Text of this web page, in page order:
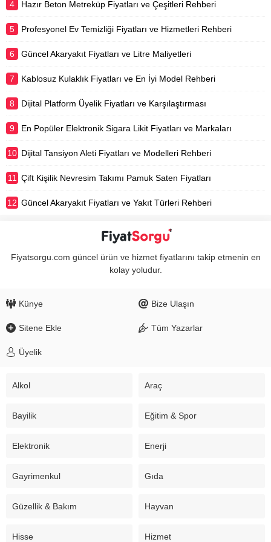
4 Hazır Beton Metreküp Fiyatları ve Çeşitleri Rehberi
5 Profesyonel Ev Temizliği Fiyatları ve Hizmetleri Rehberi
6 Güncel Akaryakıt Fiyatları ve Litre Maliyetleri
7 Kablosuz Kulaklık Fiyatları ve En İyi Model Rehberi
8 Dijital Platform Üyelik Fiyatları ve Karşılaştırması
9 En Popüler Elektronik Sigara Likit Fiyatları ve Markaları
10 Dijital Tansiyon Aleti Fiyatları ve Modelleri Rehberi
11 Çift Kişilik Nevresim Takımı Pamuk Saten Fiyatları
12 Güncel Akaryakıt Fiyatları ve Yakıt Türleri Rehberi
Fiyatsorgu.com güncel ürün ve hizmet fiyatlarını takip etmenin en
kolay yoludur.
Künye Bize Ulaşın
Sitene Ekle Tüm Yazarlar
Üyelik
Alkol Araç
Bayilik Eğitim & Spor
Elektronik Enerji
Gayrimenkul Gıda
Güzellik & Bakım Hayvan
Hisse Hizmet